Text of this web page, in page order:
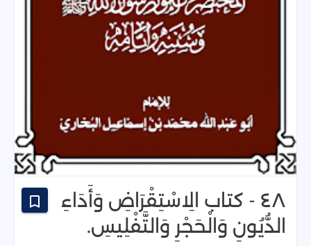
٤٨ - كتاب الِاسْتِقْرَاضِ وَأَدَاءِ
الدُّيُونِ وَالْحَجْرِ وَالتَّفْلِيسِ.